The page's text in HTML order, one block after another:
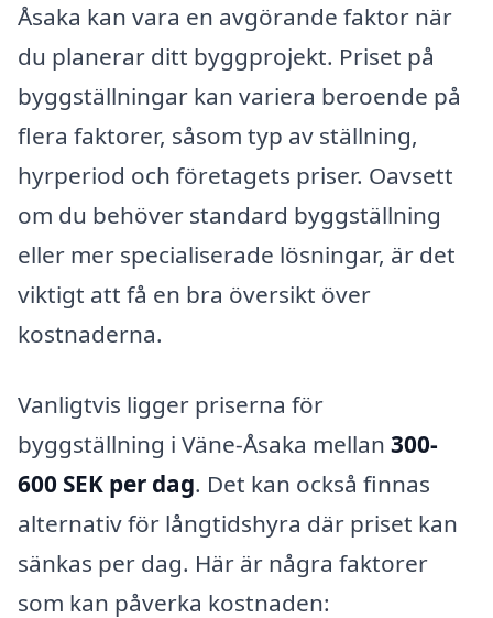
Åsaka kan vara en avgörande faktor när
du planerar ditt byggprojekt. Priset på
byggställningar kan variera beroende på
flera faktorer, såsom typ av ställning,
hyrperiod och företagets priser. Oavsett
om du behöver standard byggställning
eller mer specialiserade lösningar, är det
viktigt att få en bra översikt över
kostnaderna.
Vanligtvis ligger priserna för
byggställning i Väne-Åsaka mellan 300-
600 SEK per dag. Det kan också finnas
alternativ för långtidshyra där priset kan
sänkas per dag. Här är några faktorer
som kan påverka kostnaden: